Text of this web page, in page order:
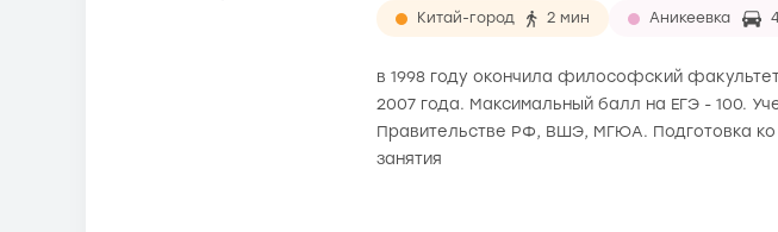
Китай-город 2 мин Аникеевка
в 1998 году окончила философский
2007 года. Максимальный балл на ЕГЭ - 100.
Правительстве РФ, ВШЭ, МГЮА. Подготовка
занятия